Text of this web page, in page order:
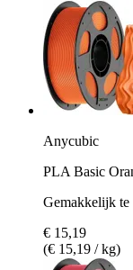
Anycubic
PLA Basic
Gemakkelijk
€ 15,19
(€ 15,19 / kg)